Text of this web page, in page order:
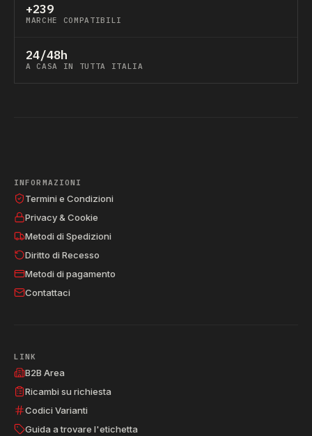
+239
MARCHE COMPATIBILI
24/48h
A CASA IN TUTTA ITALIA
INFORMAZIONI
Termini e Condizioni
Privacy & Cookie
Metodi di Spedizioni
Diritto di Recesso
Metodi di pagamento
Contattaci
LINK
B2B Area
Ricambi su richiesta
Codici Varianti
Guida a trovare l'etichetta